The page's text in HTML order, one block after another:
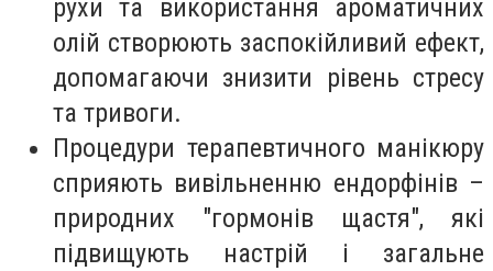
рухи та використання ароматичних
олій створюють заспокійливий ефект,
допомагаючи знизити рівень стресу
та тривоги.
Процедури терапевтичного манікюру
сприяють вивільненню ендорфінів –
природних "гормонів щастя", які
підвищують настрій і загальне